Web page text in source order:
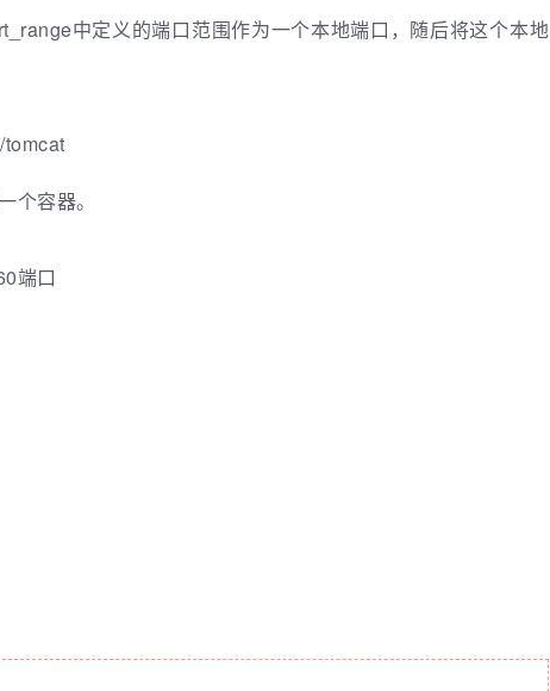
中定义的端口范围作为一个本地端口，随后将这个本地
个容器。
端口